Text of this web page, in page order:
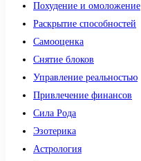
Похудение и омоложение
Раскрытие способностей
Самооценка
Снятие блоков
Управление реальностью
Привлечение финансов
Сила Рода
Эзотерика
Астрология